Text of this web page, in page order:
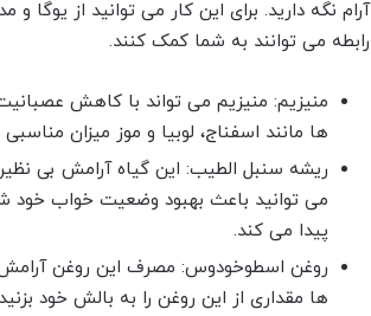
آرام نگه دارید. برای این کار می توانید از
رابطه می توانند به شما کمک کنند.
منیزیم: منیزیم می تواند با کاهش
ها مانند اسفناج، لوبیا و موز میزان مناسبی
ریشه سنبل الطیب: این گیاه آرامش بی
می توانید باعث بهبود وضعیت خواب
پیدا می کند.
روغن اسطوخودوس: مصرف این روغن
ها مقداری از این روغن را به بالش خود